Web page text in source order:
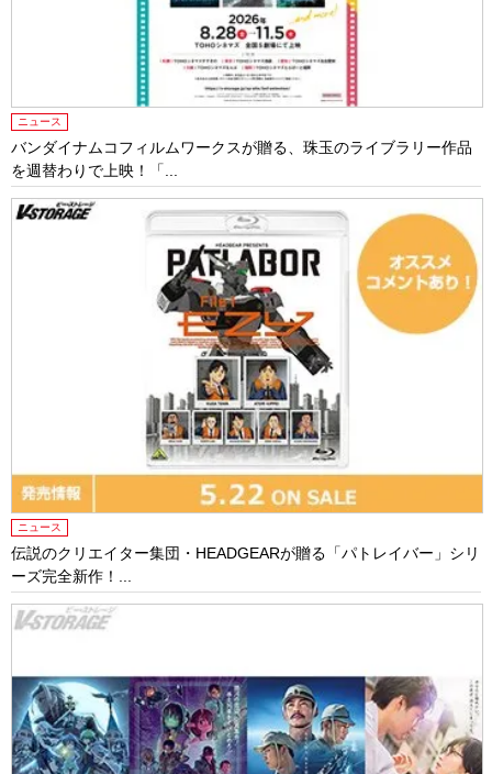
ニュース
バンダイナムコフィルムワークスが贈る、珠玉のライブラリー作品
を週替わりで上映！「...
ニュース
伝説のクリエイター集団・HEADGEARが贈る「パトレイバー」シリ
ーズ完全新作！...